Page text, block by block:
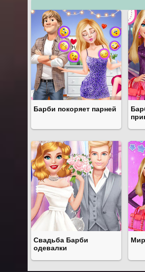
Барби покоряет парней
Свадьба Барби
одевалки